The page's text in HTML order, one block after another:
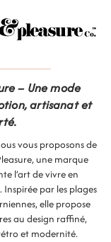
– Une mode
artisanat et
vous proposons de
une marque
l’art de vivre en
par les plages
elle propose
au design raffiné,
et modernité.